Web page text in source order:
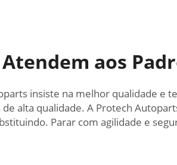
aos
insiste na melhor qualidade e
alta qualidade. A Protech
Parar com agilidade e